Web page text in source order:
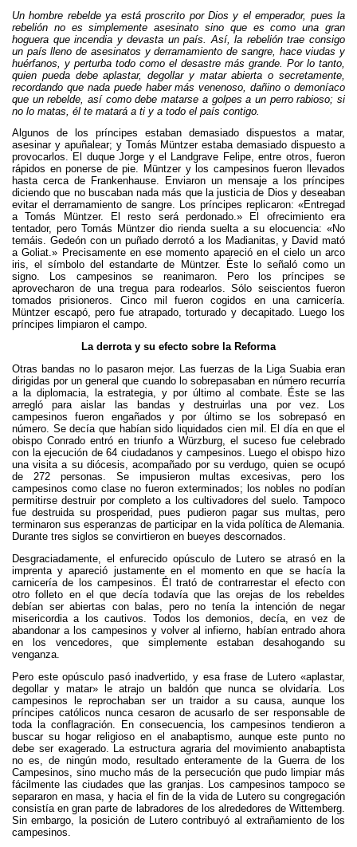
Un hombre rebelde ya está proscrito por Dios y el emperador, pues la
rebelión no es simplemente asesinato sino que es como una gran
hoguera que incendia y devasta un país. Así, la rebelión trae consigo
un país lleno de asesinatos y derramamiento de sangre, hace viudas y
huérfanos, y perturba todo como el desastre más grande. Por lo tanto,
quien pueda debe aplastar, degollar y matar abierta o secretamente,
recordando que nada puede haber más venenoso, dañino o demoníaco
que un rebelde, así como debe matarse a golpes a un perro rabioso; si
no lo matas, él te matará a ti y a todo el país contigo.
Algunos de los príncipes estaban demasiado dispuestos a matar,
asesinar y apuñalear; y Tomás Müntzer estaba demasiado dispuesto a
provocarlos. El duque Jorge y el Landgrave Felipe, entre otros, fueron
rápidos en ponerse de pie. Müntzer y los campesinos fueron llevados
hasta cerca de Frankenhause. Enviaron un mensaje a los príncipes
diciendo que no buscaban nada más que la justicia de Dios y deseaban
evitar el derramamiento de sangre. Los príncipes replicaron: «Entregad
a Tomás Müntzer. El resto será perdonado.» El ofrecimiento era
tentador, pero Tomás Müntzer dio rienda suelta a su elocuencia: «No
temáis. Gedeón con un puñado derrotó a los Madianitas, y David mató
a Goliat.» Precisamente en ese momento apareció en el cielo un arco
iris, el símbolo del estandarte de Müntzer. Éste lo señaló como un
signo. Los campesinos se reanimaron. Pero los príncipes se
aprovecharon de una tregua para rodearlos. Sólo seiscientos fueron
tomados prisioneros. Cinco mil fueron cogidos en una carnicería.
Müntzer escapó, pero fue atrapado, torturado y decapitado. Luego los
príncipes limpiaron el campo.
La derrota y su efecto sobre la Reforma
Otras bandas no lo pasaron mejor. Las fuerzas de la Liga Suabia eran
dirigidas por un general que cuando lo sobrepasaban en número recurría
a la diplomacia, la estrategia, y por último al combate. Éste se las
arregló para aislar las bandas y destruirlas una por vez. Los
campesinos fueron engañados y por último se los sobrepasó en
número. Se decía que habían sido liquidados cien mil. El día en que el
obispo Conrado entró en triunfo a Würzburg, el suceso fue celebrado
con la ejecución de 64 ciudadanos y campesinos. Luego el obispo hizo
una visita a su diócesis, acompañado por su verdugo, quien se ocupó
de 272 personas. Se impusieron multas excesivas, pero los
campesinos como clase no fueron exterminados; los nobles no podían
permitirse destruir por completo a los cultivadores del suelo. Tampoco
fue destruida su prosperidad, pues pudieron pagar sus multas, pero
terminaron sus esperanzas de participar en la vida política de Alemania.
Durante tres siglos se convirtieron en bueyes descornados.
Desgraciadamente, el enfurecido opúsculo de Lutero se atrasó en la
imprenta y apareció justamente en el momento en que se hacía la
carnicería de los campesinos. Él trató de contrarrestar el efecto con
otro folleto en el que decía todavía que las orejas de los rebeldes
debían ser abiertas con balas, pero no tenía la intención de negar
misericordia a los cautivos. Todos los demonios, decía, en vez de
abandonar a los campesinos y volver al infierno, habían entrado ahora
en los vencedores, que simplemente estaban desahogando su
venganza.
Pero este opúsculo pasó inadvertido, y esa frase de Lutero «aplastar,
degollar y matar» le atrajo un baldón que nunca se olvidaría. Los
campesinos le reprochaban ser un traidor a su causa, aunque los
príncipes católicos nunca cesaron de acusarlo de ser responsable de
toda la conflagración. En consecuencia, los campesinos tendieron a
buscar su hogar religioso en el anabaptismo, aunque este punto no
debe ser exagerado. La estructura agraria del movimiento anabaptista
no es, de ningún modo, resultado enteramente de la Guerra de los
Campesinos, sino mucho más de la persecución que pudo limpiar más
fácilmente las ciudades que las granjas. Los campesinos tampoco se
separaron en masa, y hacia el fin de la vida de Lutero su congregación
consistía en gran parte de labradores de los alrededores de Wittemberg.
Sin embargo, la posición de Lutero contribuyó al extrañamiento de los
campesinos.